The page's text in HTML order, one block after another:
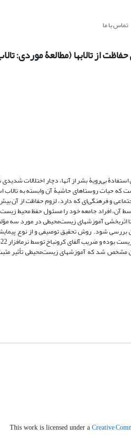
تماس با ما
از تالاب‏ها (مطالعۀ موردی:
بی‌رویۀ بشر از آنها، دچار اختلالات
که حیات روستاهای حاشیۀ آن وابسته به تالاب
و فرهنگی‌ای که دارد، لزوم حفاظت از آن
افراد جامعه خود را مسئول حفظ محیط زیست
اثربخشی آموزش‏های زیست‌محیطی در مورد سه
بررسی شود. روش تحقیق توصیفی و از نوع
مشخص شد که آموزش‏های زیست‌محیطی تأثیر
This work is licensed under a Creative